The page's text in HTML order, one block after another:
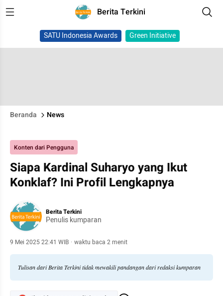
Berita Terkini
SATU Indonesia Awards Green Initiative
Beranda News
Konten dari Pengguna
Siapa Kardinal Suharyo yang Ikut
Konklaf? Ini Profil Lengkapnya
Berita Terkini
Penulis kumparan
9 Mei 2025 22:41 WIB · waktu baca 2 menit
Tulisan dari Berita Terkini tidak mewakili pandangan dari redaksi kumparan